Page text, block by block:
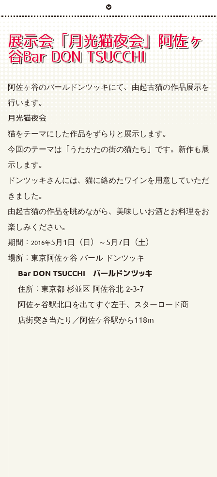
展示会「月光猫夜会」阿佐ヶ
谷Bar DON TSUCCHI
阿佐ヶ谷のバールドンツッキにて、由起古猫の作品展示を
行います。
月光猫夜会
猫をテーマにした作品をずらりと展示します。
今回のテーマは「うたかたの街の猫たち」です。新作も展
示します。
ドンツッキさんには、猫に絡めたワインを用意していただ
きました。
由起古猫の作品を眺めながら、美味しいお酒とお料理をお
楽しみください。
期間：
2016年5月1日（日）～5月7日（土）
場所：東京阿佐ヶ谷 バール ドンツッキ
Bar DON TSUCCHI バールドンツッキ
住所：東京都 杉並区 阿佐谷北 2-3-7
阿佐ヶ谷駅北口を出てすぐ左手、スターロード商
店街突き当たり／阿佐ケ谷駅から118m